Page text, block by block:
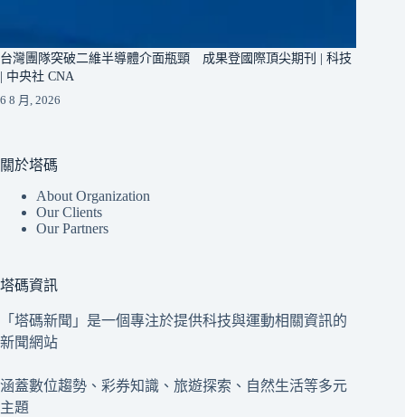
台灣團隊突破二維半導體介面瓶頸 成果登國際頂尖期刊 | 科技
| 中央社 CNA
6 8 月, 2026
關於塔碼
About Organization
Our Clients
Our Partners
塔碼資訊
「塔碼新聞」是一個專注於提供科技與運動相關資訊的
新聞網站
涵蓋數位趨勢、彩券知識、旅遊探索、自然生活等多元
主題